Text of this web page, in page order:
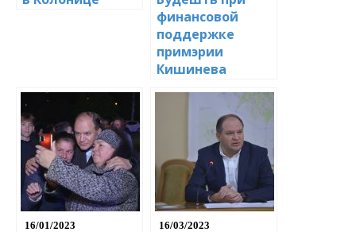
финансовой
поддержке
примэрии
Кишинева
16/01/2023 16/03/2023